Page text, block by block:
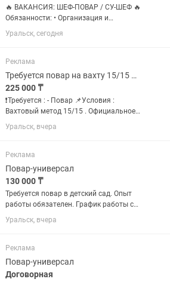
🔥 ВАКАНСИЯ: ШЕФ-ПОВАР / СУ-ШЕФ 🔥
Обязанности: • Организация и
контроль работы кухни • Разработка и
обновление меню • Контроль качества
персоналом кухни • Соблюдение...
Уральск, сегодня
Реклама
Требуется повар на вахту 15/15 Актюбинская область
225 000 ₸
❗️Требуется : - Повар 📌Условия :
Вахтовый метод 15/15 . Официальное
трудоустройство, полный социальный
пакет. 📌Обязанности : Приготовление
Ответственность...
Уральск, вчера
Реклама
Повар-универсал
130 000 ₸
Требуется повар в детский сад. Опыт
работы обязателен. График работы с
07.00-17.00
Уральск, вчера
Реклама
Повар-универсал
Договорная